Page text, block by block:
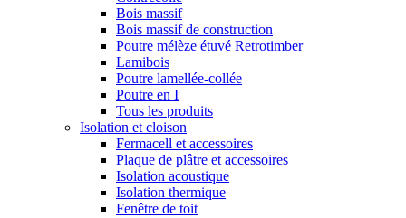
Bois massif
Bois massif de construction
Poutre mélèze étuvé Retrotimber
Lamibois
Poutre lamellée-collée
Poutre en I
Tous les produits
Isolation et cloison
Fermacell et accessoires
Plaque de plâtre et accessoires
Isolation acoustique
Isolation thermique
Fenêtre de toit